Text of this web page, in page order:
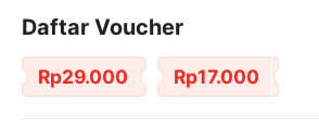
Daftar Voucher
Rp29.000 Rp17.000